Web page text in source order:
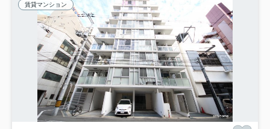
賃貸マンション